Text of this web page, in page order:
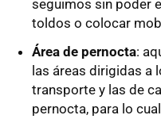
seguimos sin poder
toldos o colocar
Área de pernocta:
las áreas dirigidas a
transporte y las de
pernocta, para lo